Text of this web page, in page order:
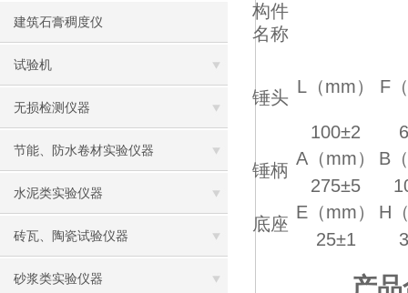
建筑石膏稠度仪
试验机
无损检测仪器
节能、防水卷材实验仪器
水泥类实验仪器
砖瓦、陶瓷试验仪器
砂浆类实验仪器
构件
名称
锤头
L （mm） F（
100±2
锤柄
A （mm） B
275±5
底座
E （mm） H
25±1
产